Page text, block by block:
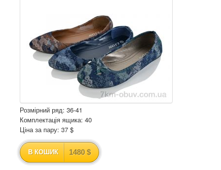
Розмірний ряд: 36-41
Комплектація ящика: 40
Ціна за пару: 37 $
В КОШИК 1480 $